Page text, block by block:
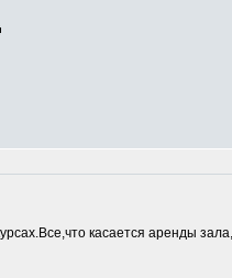
касается аренды